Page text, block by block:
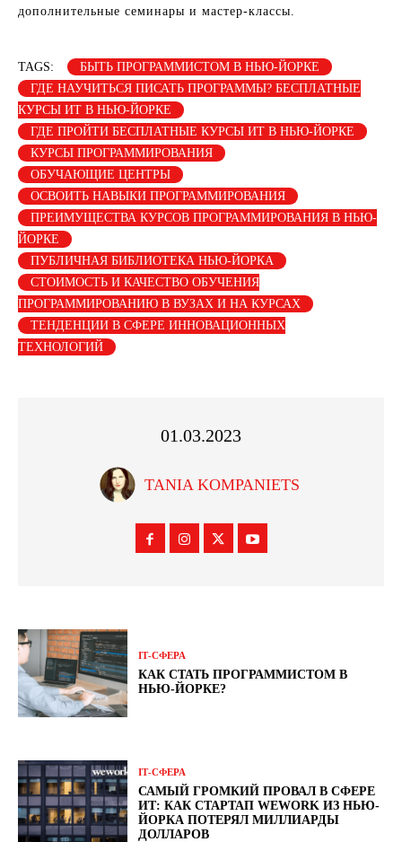
дополнительные семинары и мастер-классы.
TAGS:
БЫТЬ ПРОГРАММИСТОМ В НЬЮ-ЙОРКЕ
ГДЕ НАУЧИТЬСЯ ПИСАТЬ ПРОГРАММЫ? БЕСПЛАТНЫЕ
КУРСЫ ИТ В НЬЮ-ЙОРКЕ
ГДЕ ПРОЙТИ БЕСПЛАТНЫЕ КУРСЫ ИТ В НЬЮ-ЙОРКЕ
КУРСЫ ПРОГРАММИРОВАНИЯ
ОБУЧАЮЩИЕ ЦЕНТРЫ
ОСВОИТЬ НАВЫКИ ПРОГРАММИРОВАНИЯ
ПРЕИМУЩЕСТВА КУРСОВ ПРОГРАММИРОВАНИЯ В НЬЮ-
ЙОРКЕ
ПУБЛИЧНАЯ БИБЛИОТЕКА НЬЮ-ЙОРКА
СТОИМОСТЬ И КАЧЕСТВО ОБУЧЕНИЯ
ПРОГРАММИРОВАНИЮ В ВУЗАХ И НА КУРСАХ
ТЕНДЕНЦИИ В СФЕРЕ ИННОВАЦИОННЫХ
ТЕХНОЛОГИЙ
01.03.2023
TANIA KOMPANIETS
ІТ-СФЕРА
КАК СТАТЬ ПРОГРАММИСТОМ В
НЬЮ-ЙОРКЕ?
ІТ-СФЕРА
САМЫЙ ГРОМКИЙ ПРОВАЛ В СФЕРЕ
ИТ: КАК СТАРТАП WEWORK ИЗ НЬЮ-
ЙОРКА ПОТЕРЯЛ МИЛЛИАРДЫ
ДОЛЛАРОВ